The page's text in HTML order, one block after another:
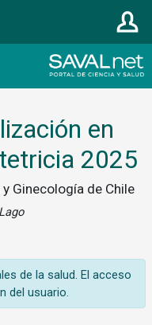
en
2025
Ginecología de Chile
de la salud. El acceso
del usuario.